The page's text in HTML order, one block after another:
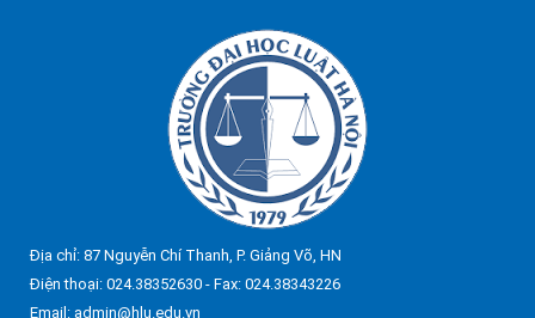
Địa chỉ: 87 Nguyễn Chí Thanh, P. Giảng Võ, HN
Điện thoại: 024.38352630 - Fax: 024.38343226
Email: admin@hlu.edu.vn